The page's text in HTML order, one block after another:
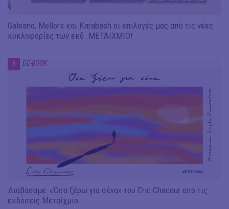
Galeano, Mellors και Karabash οι επιλογές μας από τις νέες
κυκλοφορίες των εκδ. ΜΕΤΑΙΧΜΙΟ!
# DE-BOOK
Διαβάσαμε: «Όσα ξέρω για σένα» του Eric Chacour από τις
εκδόσεις Μεταίχμιο